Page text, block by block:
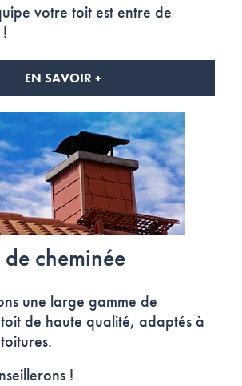
votre toit est entre de
EN SAVOIR +
cheminée
une large gamme de
de haute qualité, adaptés à
!